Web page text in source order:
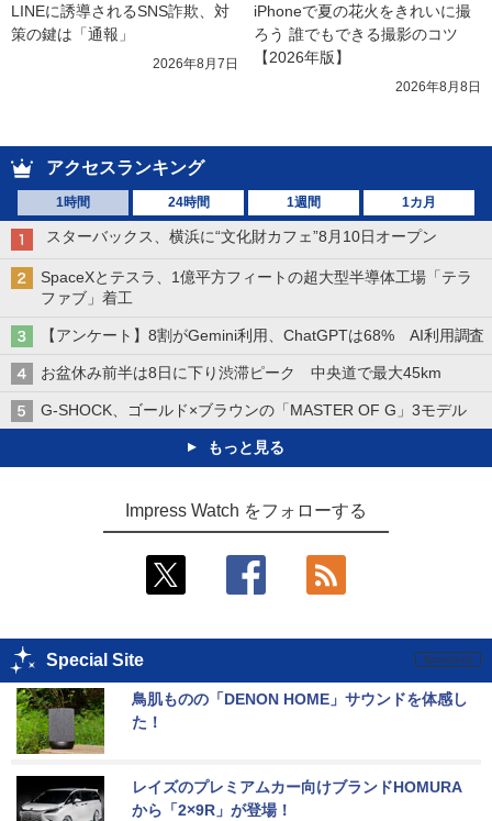
LINEに誘導されるSNS詐欺、対
策の鍵は「通報」
2026年8月7日
iPhoneで夏の花火をきれいに撮
ろう 誰でもできる撮影のコツ
【2026年版】
2026年8月8日
アクセスランキング
1時間 24時間 1週間 1カ月
スターバックス、横浜に“文化財カフェ”8月10日オープン
SpaceXとテスラ、1億平方フィートの超大型半導体工場「テラ
ファブ」着工
【アンケート】8割がGemini利用、ChatGPTは68% AI利用調査
お盆休み前半は8日に下り渋滞ピーク 中央道で最大45km
G-SHOCK、ゴールド×ブラウンの「MASTER OF G」3モデル
もっと見る
Impress Watch をフォローする
Special Site
鳥肌ものの「DENON HOME」サウンドを体感し
た！
レイズのプレミアムカー向けブランドHOMURA
から「2×9R」が登場！